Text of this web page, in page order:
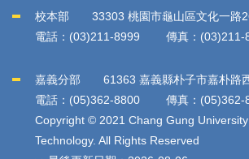
校本部 33303 桃園市龜山區文化一路
電話：(03)211-8999 傳真：(03)211-
嘉義分部 61363 嘉義縣朴子市嘉朴路
電話：(05)362-8800 傳真：(05)362-
Copyright © 2021 Chang Gung
Technology. All Rights Reserved